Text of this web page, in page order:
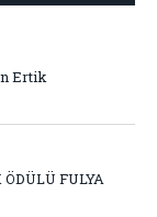
Ertik
FULYA